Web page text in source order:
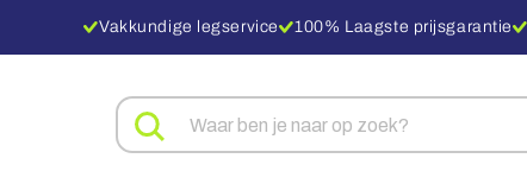
Vakkundige legservice 100% Laagste prijsgarantie
Zoeken
naar